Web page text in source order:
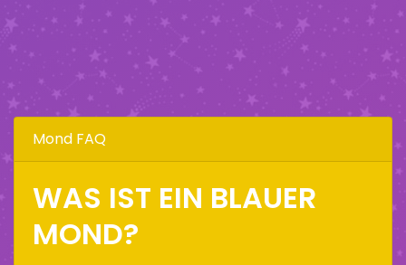
Mond FAQ
WAS IST EIN BLAUER
MOND?